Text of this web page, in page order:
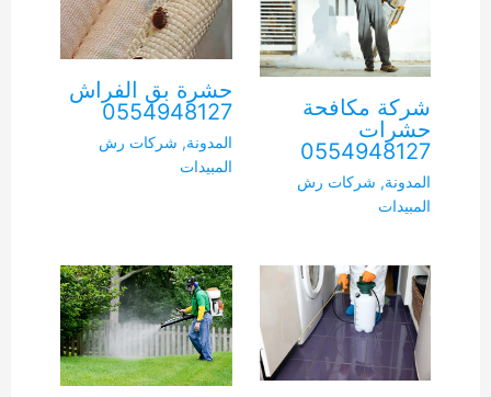
شركة مكافحة
حشرات
0554948127
المدونة, شركات رش
المبيدات
حشرة بق الفراش
0554948127
المدونة, شركات رش
المبيدات